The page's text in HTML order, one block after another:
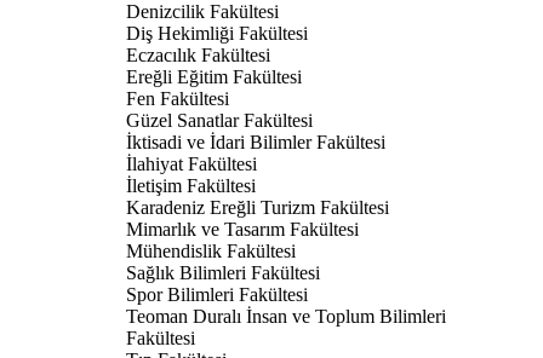
Denizcilik Fakültesi
Diş Hekimliği Fakültesi
Eczacılık Fakültesi
Ereğli Eğitim Fakültesi
Fen Fakültesi
Güzel Sanatlar Fakültesi
İktisadi ve İdari Bilimler Fakültesi
İlahiyat Fakültesi
İletişim Fakültesi
Karadeniz Ereğli Turizm Fakültesi
Mimarlık ve Tasarım Fakültesi
Mühendislik Fakültesi
Sağlık Bilimleri Fakültesi
Spor Bilimleri Fakültesi
Teoman Duralı İnsan ve Toplum Bilimleri
Fakültesi